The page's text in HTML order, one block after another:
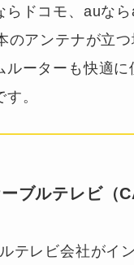
らドコモ、auな
のアンテナが立
ルーターも快適に
。
ブルテレビ（
テレビ会社がイ